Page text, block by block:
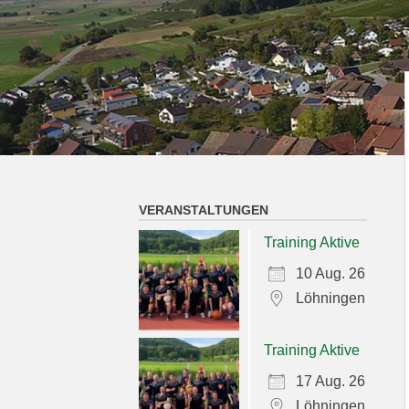
VERANSTALTUNGEN
Training Aktive
10 Aug. 26
Löhningen
Training Aktive
17 Aug. 26
Löhningen